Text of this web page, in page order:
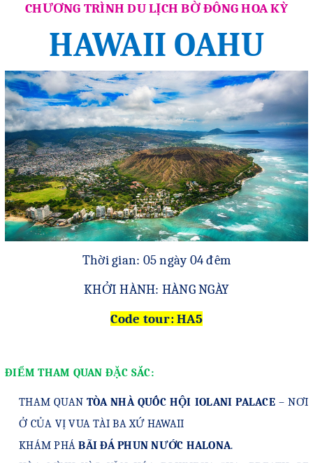
CHƯƠNG TRÌNH DU LỊCH BỜ ĐÔNG HOA KỲ
HAWAII OAHU
Thời gian: 05 ngày 04 đêm
KHỞI HÀNH: HÀNG NGÀY
Code tour: HA5
ĐIỂM THAM QUAN ĐẶC SẮC:
THAM QUANTÒA NHÀ QUỐC HỘI IOLANI PALACE– NƠI
Ở CỦA VỊ VUA TÀI BA XỨ HAWAII
KHÁM PHÁBÃI ĐÁ PHUN NƯỚC HALONA.